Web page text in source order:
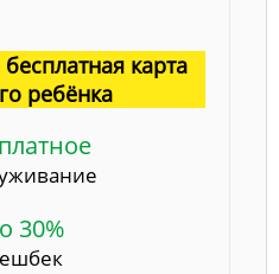
карта
ребёнка
30%